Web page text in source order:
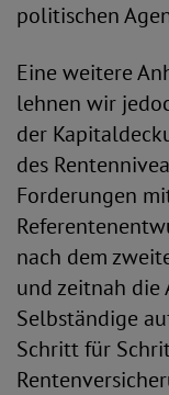
politischen
Eine weitere
lehnen wir
der
des
Forderungen
nach dem
und zeitnah
Selbständige
Schritt für